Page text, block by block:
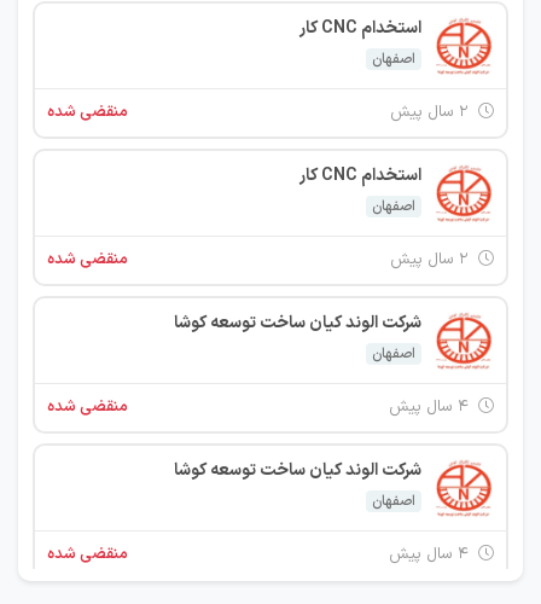
استخدام CNC کار
اصفهان
منقضی شده
استخدام CNC کار
اصفهان
منقضی شده
شرکت الوند کیان ساخت توسعه کوشا
اصفهان
منقضی شده
شرکت الوند کیان ساخت توسعه کوشا
اصفهان
منقضی شده